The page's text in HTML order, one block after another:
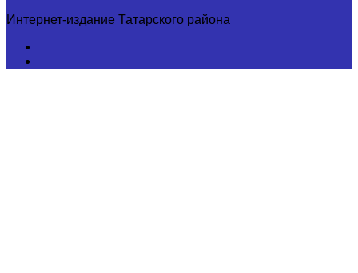
Интернет-издание Татарского района